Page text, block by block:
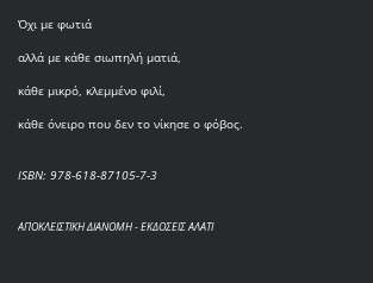
Όχι με φωτιά
αλλά με κάθε σιωπηλή ματιά,
κάθε μικρό, κλεμμένο φιλί,
κάθε όνειρο που δεν το νίκησε ο φόβος.
ISBN: 978-618-87105-7-3
ΑΠΟΚΛΕΙΣΤΙΚΗ ΔΙΑΝΟΜΗ - ΕΚΔΟΣΕΙΣ ΑΛΑΤΙ